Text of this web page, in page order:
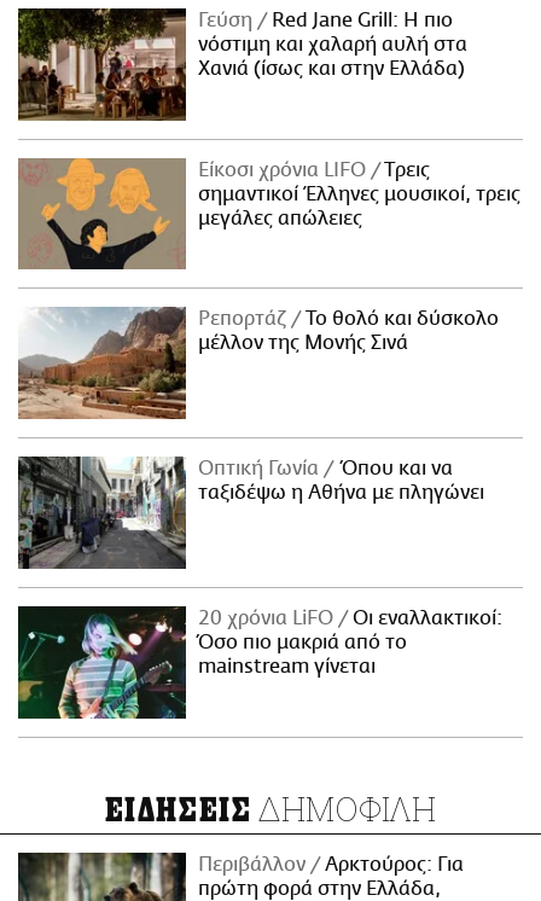
Γεύση
Red Jane Grill: Η πιο
νόστιμη και χαλαρή αυλή στα
Χανιά (ίσως και στην Ελλάδα)
Είκοσι χρόνια LIFO
Tρεις
σημαντικοί Έλληνες μουσικοί, τρεις
μεγάλες απώλειες
Ρεπορτάζ
Το θολό και δύσκολο
μέλλον της Μονής Σινά
Οπτική Γωνία
Όπου και να
ταξιδέψω η Αθήνα με πληγώνει
20 χρόνια LiFO
Οι εναλλακτικοί:
Όσο πιο μακριά από το
mainstream γίνεται
ΕΙΔΗΣΕΙΣ ΔΗΜΟΦΙΛΗ
Περιβάλλον
Αρκτούρος: Για
πρώτη φορά στην Ελλάδα,